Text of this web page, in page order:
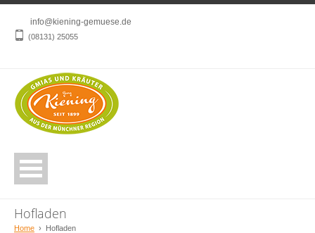
info@kiening-gemuese.de
(08131) 25055
Hofladen
Home › Hofladen